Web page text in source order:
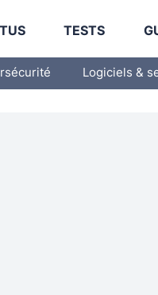
TESTS
Logiciels &